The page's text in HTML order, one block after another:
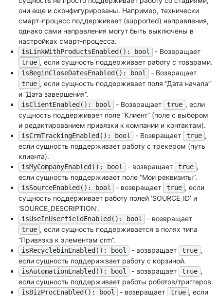
они еще и сконфигурированы. Например, технически
смарт-процесс поддерживает (supported) направления,
однако сами направления могут быть выключены в
настройках смарт-процесса.
isLinkWithProductsEnabled(): bool - Возвращает
true , если сущность поддерживает работу с товарами.
isBeginCloseDatesEnabled(): bool - Возвращает
true , если сущность поддерживает поля “Дата начала”
и “Дата завершения”.
isClientEnabled(): bool - Возвращает true , если
сущность поддерживает поле “Клиент” (поле с выбором
и редактированием привязки к компании и контактам).
isCrmTrackingEnabled(): bool - Возвращает true ,
если сущность поддерживает работу с трекером (путь
клиента).
isMyCompanyEnabled(): bool - возвращает true ,
если сущность поддерживает поле “Мои реквизиты”.
isSourceEnabled(): bool - возвращает true , если
сущность поддерживает работу полей ‘SOURCE_ID’ и
‘SOURCE_DESCRIPTION’.
isUseInUserfieldEnabled(): bool - возвращает
true , если сущность поддерживается в полях типа
“Привязка к элементам crm”.
isRecyclebinEnabled(): bool - возвращает true ,
если сущность поддерижвает работу с корзиной.
isAutomationEnabled(): bool - возвращает true ,
если сущность поддерживает работы роботов/триггеров.
isBizProcEnabled(): bool - возвращает true , если